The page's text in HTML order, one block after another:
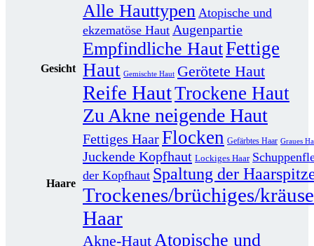
Gesicht
Alle Hauttypen Atopische und
ekzematöse Haut Augenpartie
Empfindliche HautFettige
Haut Gemischte Haut Gerötete Haut
Reife HautTrockene Haut
Zu Akne neigende Haut
Haare
Fettiges HaarFlocken Gefärbtes Haar Graues
Juckende Kopfhaut Lockiges Haar
der Kopfhaut Spaltung der
Trockenes/brüchiges/
Haar
Akne-HautAtopische und